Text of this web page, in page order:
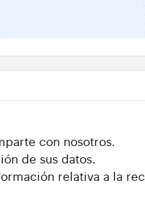
con nosotros.
de sus datos.
relativa a la